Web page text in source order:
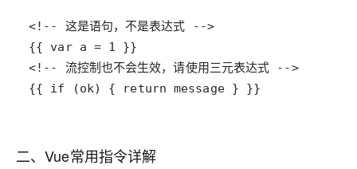
<!-- 这是语句，不是表达式 -->
<!-- 流控制也不会生效，请使用三元表达式 -->
{{ if (ok) { return message } }}
二、Vue常用指令详解